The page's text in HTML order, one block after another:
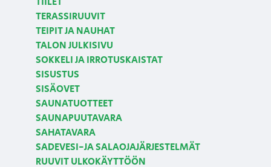
TERASSIRUUVIT
TEIPIT JA NAUHAT
TALON JULKISIVU
SOKKELI JA IRROTUSKAISTAT
SISUSTUS
SISÄOVET
SAUNATUOTTEET
SAUNAPUUTAVARA
SAHATAVARA
SADEVESI-JA SALAOJAJÄRJESTELMÄT
RUUVIT ULKOKÄYTTÖÖN